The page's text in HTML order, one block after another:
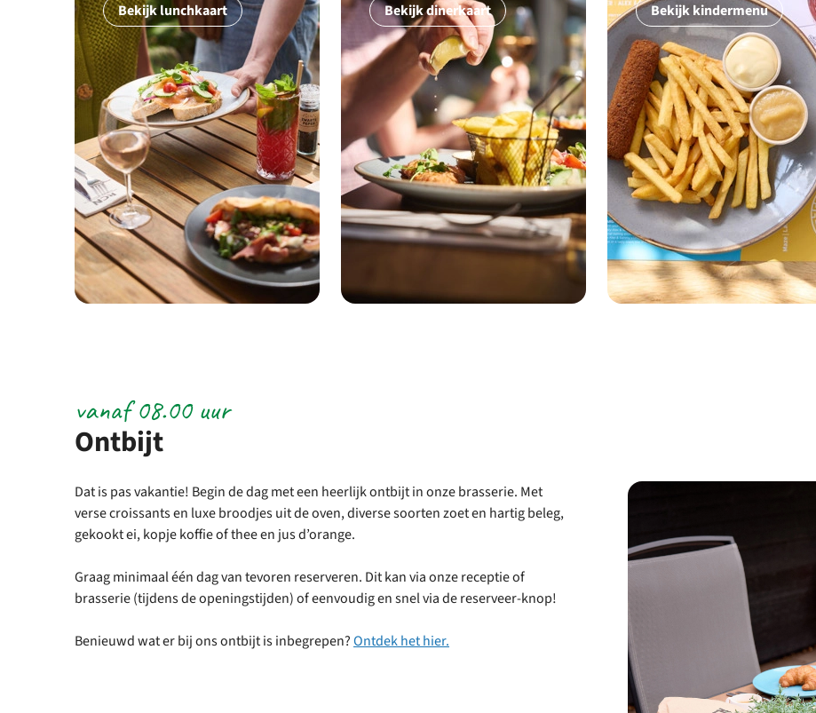
Bekijk lunchkaart Bekijk dinerkaart Bekijk kindermenu
Ontbijt
vanaf 08.00 uur
Dat is pas vakantie! Begin de dag met een heerlijk ontbijt in onze brasserie. Met
verse croissants en luxe broodjes uit de oven, diverse soorten zoet en hartig beleg,
gekookt ei, kopje koffie of thee en jus d’orange.
Graag minimaal één dag van tevoren reserveren. Dit kan via onze receptie of
brasserie (tijdens de openingstijden) of eenvoudig en snel via de reserveer-knop!
Benieuwd wat er bij ons ontbijt is inbegrepen?Ontdek het hier.